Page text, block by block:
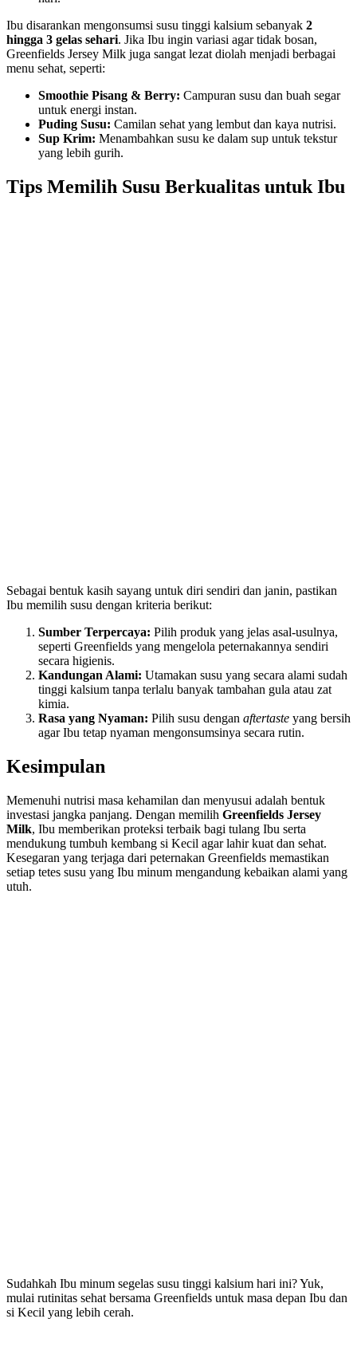
Ibu disarankan mengonsumsi susu tinggi kalsium sebanyak 2
hingga 3 gelas sehari. Jika Ibu ingin variasi agar tidak bosan,
Greenfields Jersey Milk juga sangat lezat diolah menjadi berbagai
menu sehat, seperti:
Smoothie Pisang & Berry: Campuran susu dan buah segar
untuk energi instan.
Puding Susu: Camilan sehat yang lembut dan kaya nutrisi.
Sup Krim: Menambahkan susu ke dalam sup untuk tekstur
yang lebih gurih.
Tips Memilih Susu Berkualitas untuk Ibu
Sebagai bentuk kasih sayang untuk diri sendiri dan janin, pastikan
Ibu memilih susu dengan kriteria berikut:
Sumber Terpercaya: Pilih produk yang jelas asal-usulnya,
seperti Greenfields yang mengelola peternakannya sendiri
secara higienis.
Kandungan Alami: Utamakan susu yang secara alami sudah
tinggi kalsium tanpa terlalu banyak tambahan gula atau zat
kimia.
Rasa yang Nyaman: Pilih susu dengan aftertaste yang bersih
agar Ibu tetap nyaman mengonsumsinya secara rutin.
Kesimpulan
Memenuhi nutrisi masa kehamilan dan menyusui adalah bentuk
investasi jangka panjang. Dengan memilih Greenfields Jersey
Milk, Ibu memberikan proteksi terbaik bagi tulang Ibu serta
mendukung tumbuh kembang si Kecil agar lahir kuat dan sehat.
Kesegaran yang terjaga dari peternakan Greenfields memastikan
setiap tetes susu yang Ibu minum mengandung kebaikan alami yang
utuh.
Sudahkah Ibu minum segelas susu tinggi kalsium hari ini? Yuk,
mulai rutinitas sehat bersama Greenfields untuk masa depan Ibu dan
si Kecil yang lebih cerah.